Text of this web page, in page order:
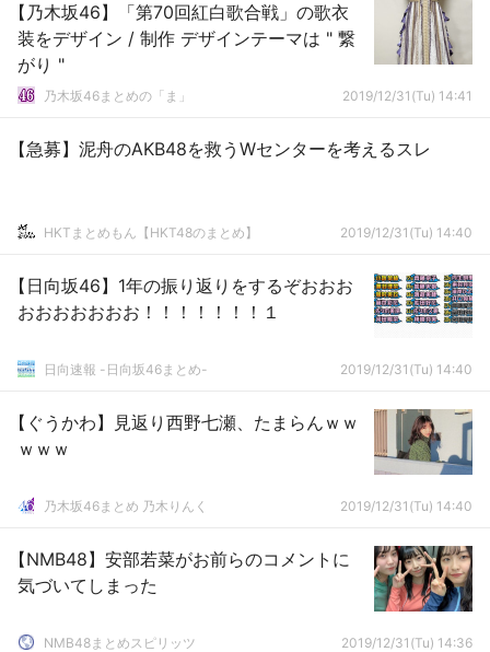
【乃木坂46】「第70回紅白歌合戦」の歌衣
装をデザイン / 制作 デザインテーマは " 繋
がり "
乃木坂46まとめの「ま」 2019/12/31(Tu) 14:41
【急募】泥舟のAKB48を救うWセンターを考えるスレ
HKTまとめもん【HKT48のまとめ】 2019/12/31(Tu) 14:40
【日向坂46】1年の振り返りをするぞおおお
おおおおおおお！！！！！！！１
日向速報 -日向坂46まとめ- 2019/12/31(Tu) 14:40
【ぐうかわ】見返り西野七瀬、たまらんｗｗ
ｗｗｗ
乃木坂46まとめ 乃木りんく 2019/12/31(Tu) 14:40
【NMB48】安部若菜がお前らのコメントに
気づいてしまった
NMB48まとめスピリッツ 2019/12/31(Tu) 14:36